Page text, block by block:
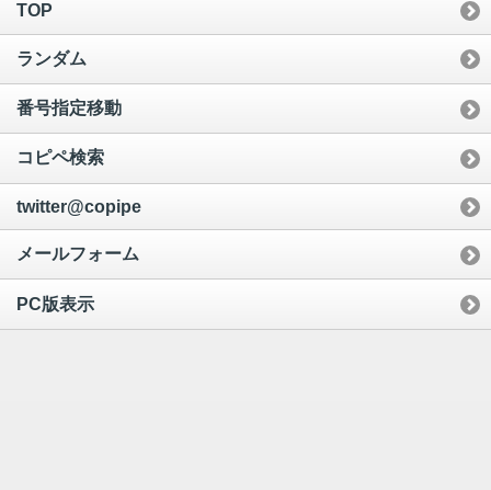
TOP
ランダム
番号指定移動
コピペ検索
twitter@copipe
メールフォーム
PC版表示